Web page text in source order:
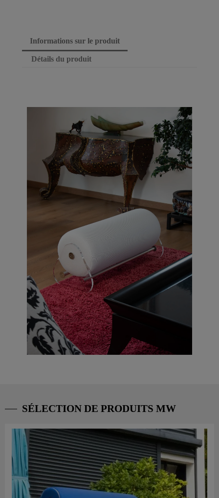
Informations sur le produit
Détails du produit
SÉLECTION DE PRODUITS MW